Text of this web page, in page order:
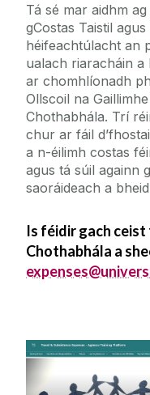
Tá sé mar aidhm
gCostas Taistil
héifeachtúlacht an
ualach riaracháin
ar chomhlíonadh
Ollscoil na
Chothabhála. Trí
chur ar fáil
a n-éilimh costas
agus tá súil againn
saoráideach a
Is féidir gach
Chothabhála a